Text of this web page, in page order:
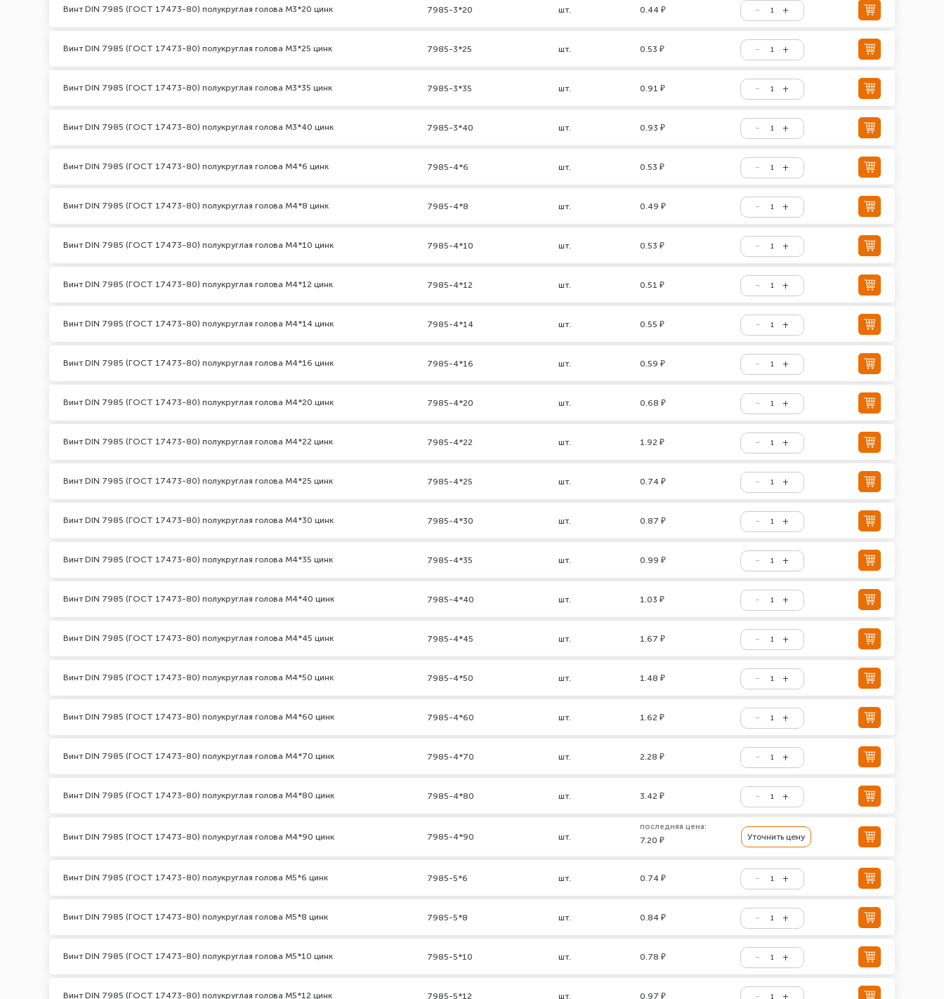
Винт DIN 7985 (ГОСТ 17473-80) полукруглая голова М3*20 цинк 7985-3*20 шт. 0.44 ₽
Винт DIN 7985 (ГОСТ 17473-80) полукруглая голова М3*25 цинк 7985-3*25 шт. 0.53 ₽
Винт DIN 7985 (ГОСТ 17473-80) полукруглая голова М3*35 цинк 7985-3*35 шт. 0.91 ₽
Винт DIN 7985 (ГОСТ 17473-80) полукруглая голова М3*40 цинк 7985-3*40 шт. 0.93 ₽
Винт DIN 7985 (ГОСТ 17473-80) полукруглая голова М4*6 цинк 7985-4*6 шт. 0.53 ₽
Винт DIN 7985 (ГОСТ 17473-80) полукруглая голова М4*8 цинк 7985-4*8 шт. 0.49 ₽
Винт DIN 7985 (ГОСТ 17473-80) полукруглая голова М4*10 цинк 7985-4*10 шт. 0.53 ₽
Винт DIN 7985 (ГОСТ 17473-80) полукруглая голова М4*12 цинк 7985-4*12 шт. 0.51 ₽
Винт DIN 7985 (ГОСТ 17473-80) полукруглая голова М4*14 цинк 7985-4*14 шт. 0.55 ₽
Винт DIN 7985 (ГОСТ 17473-80) полукруглая голова М4*16 цинк 7985-4*16 шт. 0.59 ₽
Винт DIN 7985 (ГОСТ 17473-80) полукруглая голова М4*20 цинк 7985-4*20 шт. 0.68 ₽
Винт DIN 7985 (ГОСТ 17473-80) полукруглая голова М4*22 цинк 7985-4*22 шт. 1.92 ₽
Винт DIN 7985 (ГОСТ 17473-80) полукруглая голова М4*25 цинк 7985-4*25 шт. 0.74 ₽
Винт DIN 7985 (ГОСТ 17473-80) полукруглая голова М4*30 цинк 7985-4*30 шт. 0.87 ₽
Винт DIN 7985 (ГОСТ 17473-80) полукруглая голова М4*35 цинк 7985-4*35 шт. 0.99 ₽
Винт DIN 7985 (ГОСТ 17473-80) полукруглая голова М4*40 цинк 7985-4*40 шт. 1.03 ₽
Винт DIN 7985 (ГОСТ 17473-80) полукруглая голова М4*45 цинк 7985-4*45 шт. 1.67 ₽
Винт DIN 7985 (ГОСТ 17473-80) полукруглая голова М4*50 цинк 7985-4*50 шт. 1.48 ₽
Винт DIN 7985 (ГОСТ 17473-80) полукруглая голова М4*60 цинк 7985-4*60 шт. 1.62 ₽
Винт DIN 7985 (ГОСТ 17473-80) полукруглая голова М4*70 цинк 7985-4*70 шт. 2.28 ₽
Винт DIN 7985 (ГОСТ 17473-80) полукруглая голова М4*80 цинк 7985-4*80 шт. 3.42 ₽
Винт DIN 7985 (ГОСТ 17473-80) полукруглая голова М4*90 цинк 7985-4*90 шт.
последняя цена:
7.20 ₽ Уточнить цену
Винт DIN 7985 (ГОСТ 17473-80) полукруглая голова М5*6 цинк 7985-5*6 шт. 0.74 ₽
Винт DIN 7985 (ГОСТ 17473-80) полукруглая голова М5*8 цинк 7985-5*8 шт. 0.84 ₽
Винт DIN 7985 (ГОСТ 17473-80) полукруглая голова М5*10 цинк 7985-5*10 шт. 0.78 ₽
Винт DIN 7985 (ГОСТ 17473-80) полукруглая голова М5*12 цинк 7985-5*12 шт. 0.97 ₽